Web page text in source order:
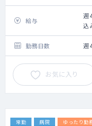
外
す
給与
週
込
勤務日数 週
お気に入り
常勤 病院 ゆったり勤